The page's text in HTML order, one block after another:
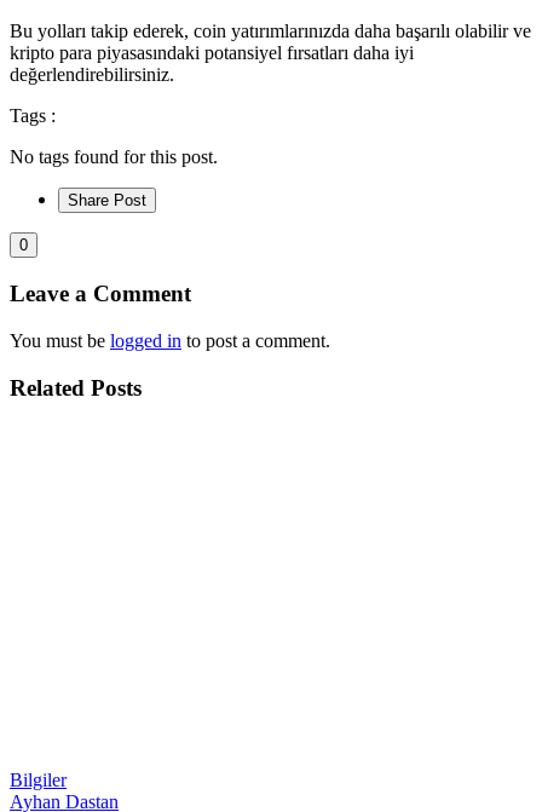
Bu yolları takip ederek, coin yatırımlarınızda daha başarılı olabilir ve
kripto para piyasasındaki potansiyel fırsatları daha iyi
değerlendirebilirsiniz.
Tags :
No tags found for this post.
Share Post
0
Leave a Comment
You must be logged in to post a comment.
Related Posts
Bilgiler
Ayhan Dastan